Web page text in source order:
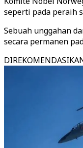
seperti pada peraih
Sebuah unggahan
secara permanen